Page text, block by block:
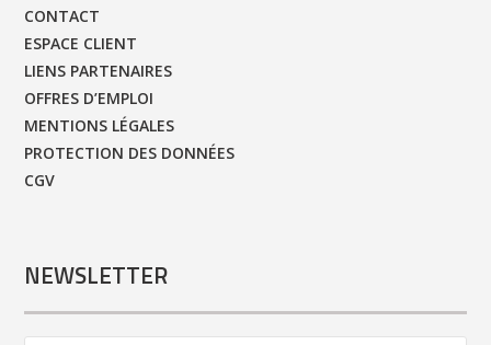
CONTACT
ESPACE CLIENT
LIENS PARTENAIRES
OFFRES D’EMPLOI
MENTIONS LÉGALES
PROTECTION DES DONNÉES
CGV
NEWSLETTER